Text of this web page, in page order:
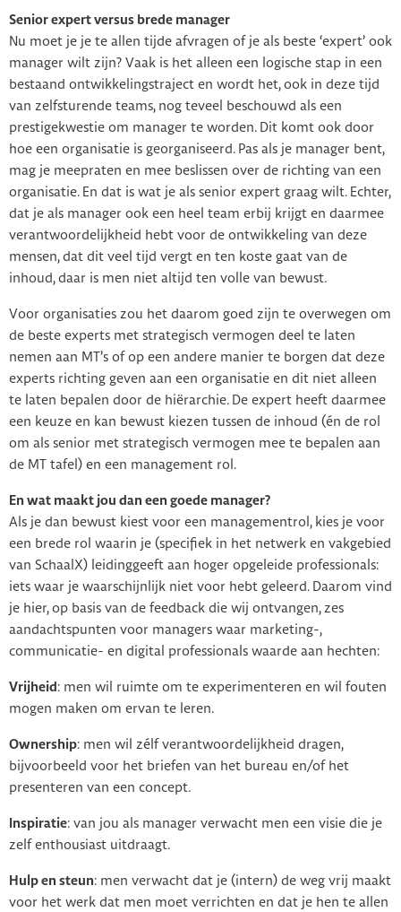
Senior expert versus brede manager
Nu moet je je te allen tijde afvragen of je als beste ‘expert’ ook
manager wilt zijn? Vaak is het alleen een logische stap in een
bestaand ontwikkelingstraject en wordt het, ook in deze tijd
van zelfsturende teams, nog teveel beschouwd als een
prestigekwestie om manager te worden. Dit komt ook door
hoe een organisatie is georganiseerd. Pas als je manager bent,
mag je meepraten en mee beslissen over de richting van een
organisatie. En dat is wat je als senior expert graag wilt. Echter,
dat je als manager ook een heel team erbij krijgt en daarmee
verantwoordelijkheid hebt voor de ontwikkeling van deze
mensen, dat dit veel tijd vergt en ten koste gaat van de
inhoud, daar is men niet altijd ten volle van bewust.
Voor organisaties zou het daarom goed zijn te overwegen om
de beste experts met strategisch vermogen deel te laten
nemen aan MT’s of op een andere manier te borgen dat deze
experts richting geven aan een organisatie en dit niet alleen
te laten bepalen door de hiërarchie. De expert heeft daarmee
een keuze en kan bewust kiezen tussen de inhoud (én de rol
om als senior met strategisch vermogen mee te bepalen aan
de MT tafel) en een management rol.
En wat maakt jou dan een goede manager?
Als je dan bewust kiest voor een managementrol, kies je voor
een brede rol waarin je (specifiek in het netwerk en vakgebied
van SchaalX) leidinggeeft aan hoger opgeleide professionals:
iets waar je waarschijnlijk niet voor hebt geleerd. Daarom vind
je hier, op basis van de feedback die wij ontvangen, zes
aandachtspunten voor managers waar marketing-,
communicatie- en digital professionals waarde aan hechten:
Vrijheid : men wil ruimte om te experimenteren en wil fouten
mogen maken om ervan te leren.
Ownership: men wil zélf verantwoordelijkheid dragen,
bijvoorbeeld voor het briefen van het bureau en/of het
presenteren van een concept.
Inspiratie: van jou als manager verwacht men een visie die je
zelf enthousiast uitdraagt.
Hulp en steun: men verwacht dat je (intern) de weg vrij maakt
voor het werk dat men moet verrichten en dat je hen te allen